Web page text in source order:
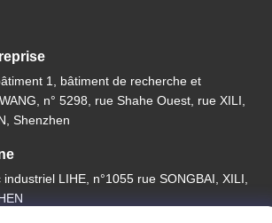
1, bâtiment de recherche et
n° 5298, rue Shahe Ouest, rue XILI,
Shenzhen
LIHE, n°1055 rue SONGBAI, XILI,